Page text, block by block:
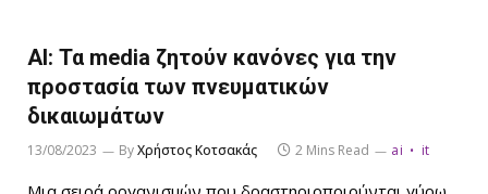
AI: Τα media ζητούν κανόνες για την
προστασία των πνευματικών
δικαιωμάτων
13/08/2023 ByΧρήστος Κοτσακάς 2 Mins Read ai it